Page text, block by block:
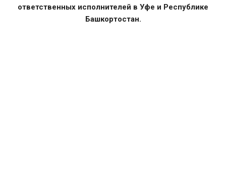
ответственных исполнителей в Уфе и Республике
Башкортостан.